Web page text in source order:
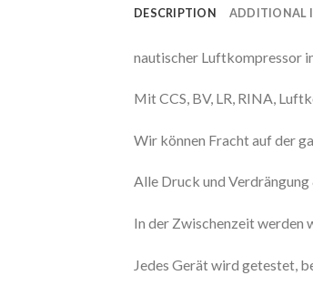
DESCRIPTION ADDITIONAL
nautischer Luftkompressor
Mit CCS, BV, LR, RINA,
Wir können Fracht auf der
Alle Druck und Verdrängung
In der Zwischenzeit werden
Jedes Gerät wird getestet,